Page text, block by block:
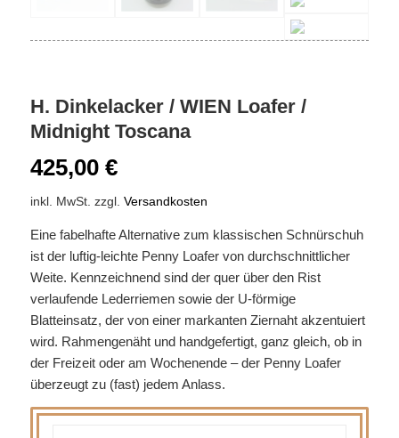
H. Dinkelacker / WIEN Loafer /
Midnight Toscana
425,00 €
inkl. MwSt. zzgl. Versandkosten
Eine fabelhafte Alternative zum klassischen Schnürschuh
ist der luftig-leichte Penny Loafer von durchschnittlicher
Weite. Kennzeichnend sind der quer über den Rist
verlaufende Lederriemen sowie der U-förmige
Blatteinsatz, der von einer markanten Ziernaht akzentuiert
wird. Rahmengenäht und handgefertigt, ganz gleich, ob in
der Freizeit oder am Wochenende – der Penny Loafer
überzeugt zu (fast) jedem Anlass.